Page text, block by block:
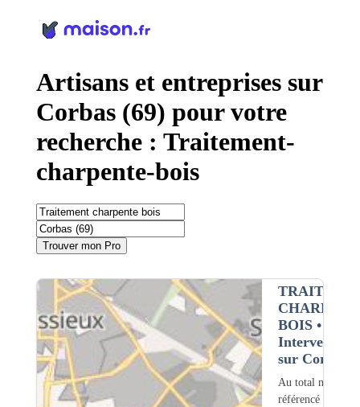
Artisans et entreprises sur
Corbas (69) pour votre
recherche : Traitement-
charpente-bois
Trouver mon Pro
BOIS•
Intervention
sur Corbas
Au total nous
référencé